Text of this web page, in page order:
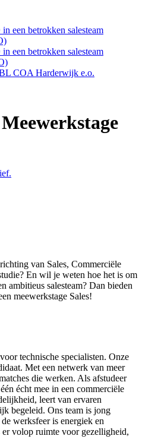
een betrokken salesteam
een betrokken salesteam
COA Harderwijk e.o.
van Sales, Commerciële
En wil je weten hoe het is om
ambitieus salesteam? Dan bieden
meewerkstage Sales!
technische specialisten. Onze
Met een netwerk van meer
die werken. Als afstudeer
écht mee in een commerciële
leert van ervaren
begeleid. Ons team is jong
werksfeer is energiek en
volop ruimte voor gezelligheid,